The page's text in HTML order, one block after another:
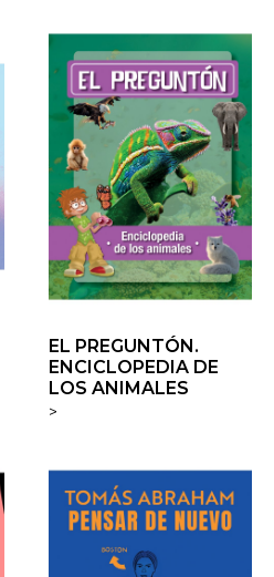
EL PREGUNTÓN.
ENCICLOPEDIA DE
LOS ANIMALES
>